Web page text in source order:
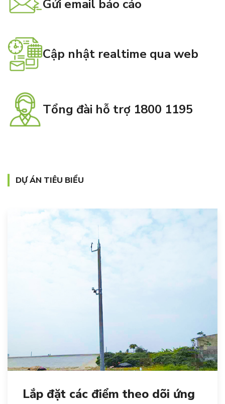
Gửi email báo cáo
Cập nhật realtime qua web
Tổng đài hỗ trợ 1800 1195
DỰ ÁN TIÊU BIỂU
Lắp đặt các điểm theo dõi ứng